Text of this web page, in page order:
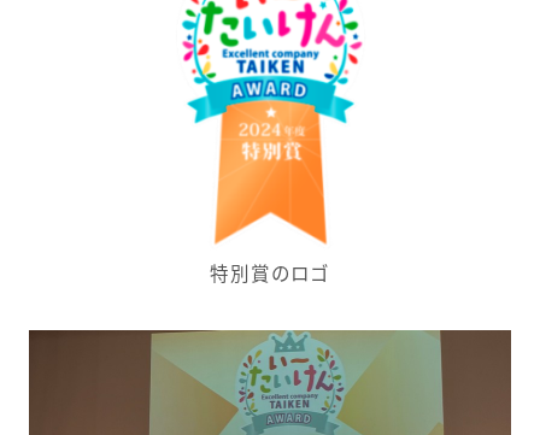
特別賞のロゴ